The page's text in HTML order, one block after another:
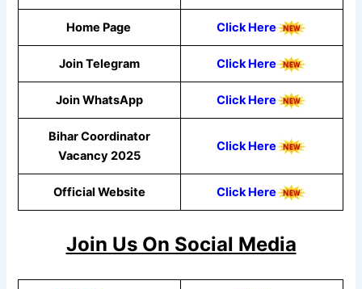
Home Page Click Here
Join Telegram Click Here
Join WhatsApp Click Here
Bihar Coordinator
Vacancy 2025
Click Here
Official Website Click Here
Join Us On Social Media